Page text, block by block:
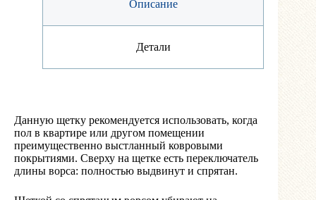
Описание
Детали
Данную щетку рекомендуется использовать, когда
пол в квартире или другом помещении
преимущественно выстланный ковровыми
покрытиями. Сверху на щетке есть переключатель
длины ворса: полностью выдвинут и спрятан.